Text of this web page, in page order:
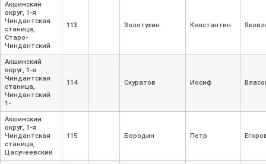
Акшинский
округ, 1-я
Чиндантская
станица,
Старо-
Чиндантский
113 Золотухин Константин
Акшинский
округ, 1-я
Чиндантская
станица,
Чиндантский
1-
114 Скуратов Иосиф
Акшинский
округ, 1-я
Чиндантская
станица,
Цасучеевский
115 Бородин Петр